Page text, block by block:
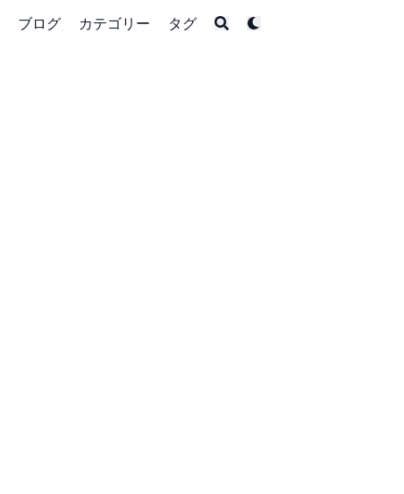
ブログ カテゴリー タグ